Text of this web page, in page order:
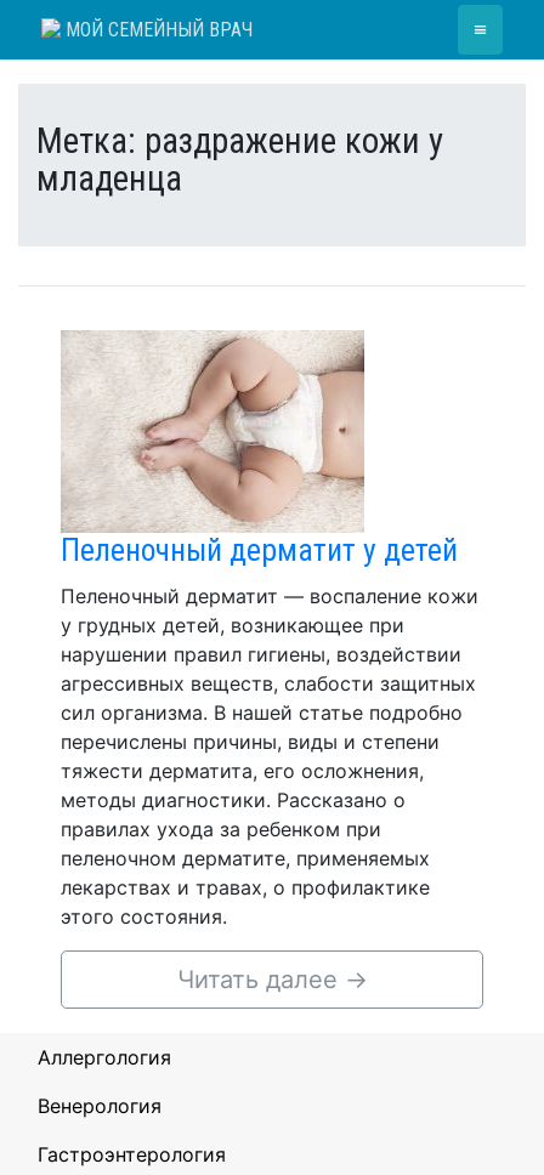
МОЙ СЕМЕЙНЫЙ ВРАЧ ≡
Метка: раздражение кожи у
младенца
Пеленочный дерматит у детей
Пеленочный дерматит — воспаление кожи
у грудных детей, возникающее при
нарушении правил гигиены, воздействии
агрессивных веществ, слабости защитных
сил организма. В нашей статье подробно
перечислены причины, виды и степени
тяжести дерматита, его осложнения,
методы диагностики. Рассказано о
правилах ухода за ребенком при
пеленочном дерматите, применяемых
лекарствах и травах, о профилактике
этого состояния.
Читать далее →
Аллергология
Венерология
Гастроэнтерология